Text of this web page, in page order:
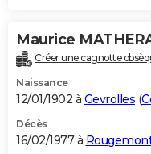
Maurice
Créer une cagnotte
Naissance
12/01/1902 à Gevrolles (
Décès
16/02/1977 à